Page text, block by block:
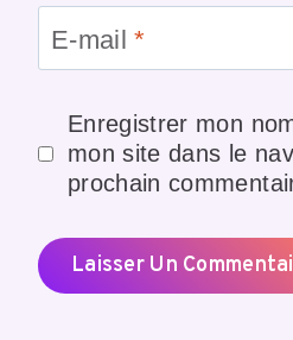
E-mail*
Enregistrer mon
mon site dans le
prochain